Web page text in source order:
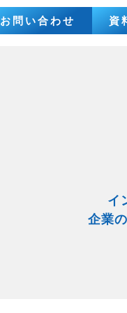
お問い合わせ 資
イ
企業